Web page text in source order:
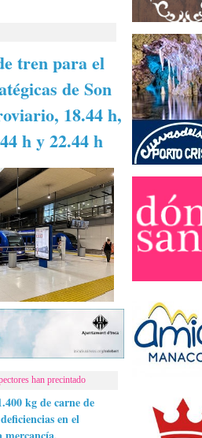
tren para el
de Son
18.44 h,
h y 22.44 h
han precintado
kg de carne de
en el